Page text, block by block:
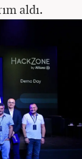
aldı.